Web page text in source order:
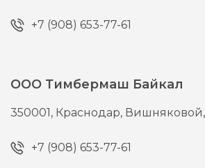
+7 (908) 653-77-61
ООО Тимбермаш Байкал
350001, Краснодар,
+7 (908) 653-77-61